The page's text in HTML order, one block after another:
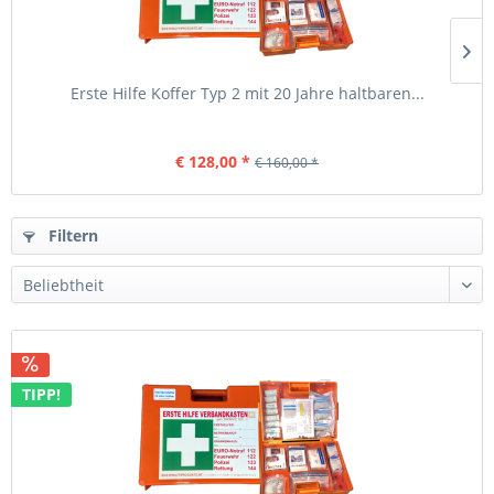
Erste Hilfe Koffer Typ 2 mit 20 Jahre haltbaren...
€ 128,00 * € 160,00 *
Filtern
TIPP!